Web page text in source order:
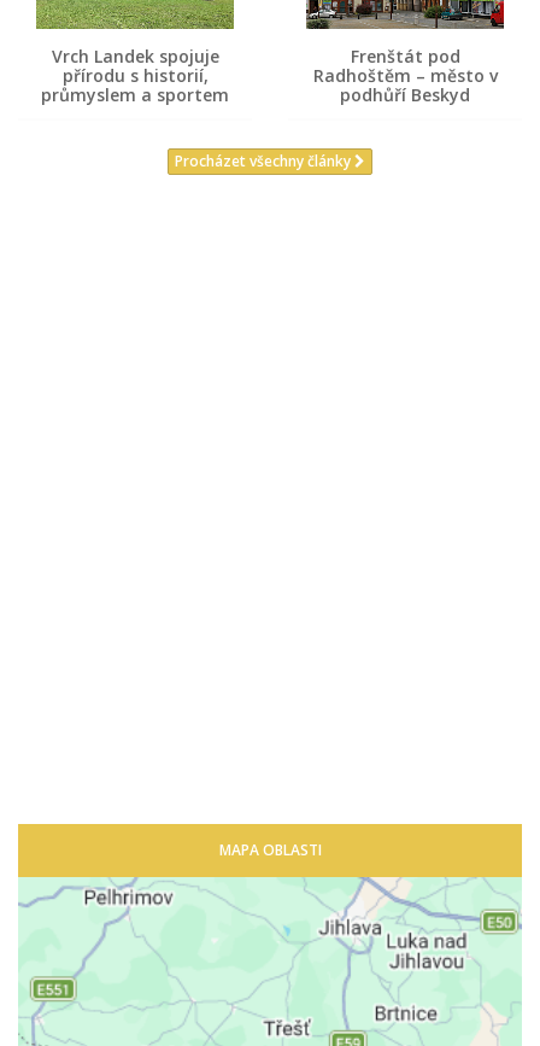
Vrch Landek spojuje
přírodu s historií,
průmyslem a sportem
Frenštát pod
Radhoštěm – město v
podhůří Beskyd
Procházet všechny články
MAPA OBLASTI